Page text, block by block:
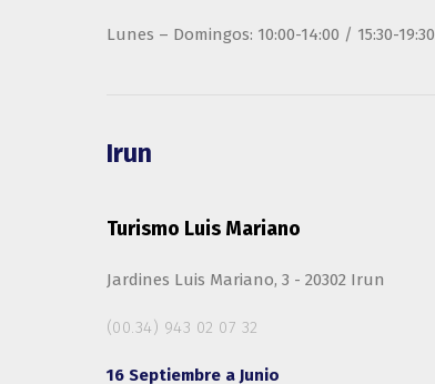
Lunes – Domingos: 10:00-14:00 / 15:30-19:30
Irun
Turismo Luis Mariano
Jardines Luis Mariano, 3 - 20302 Irun
(00.34) 943 02 07 32
16 Septiembre a Junio